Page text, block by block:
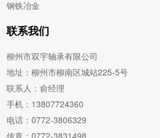
钢铁冶金
联系我们
柳州市双宇轴承有限公司
地址：柳州市柳南区城站225-5号
联系人：俞经理
手机：13807724360
电话：0772-3806329